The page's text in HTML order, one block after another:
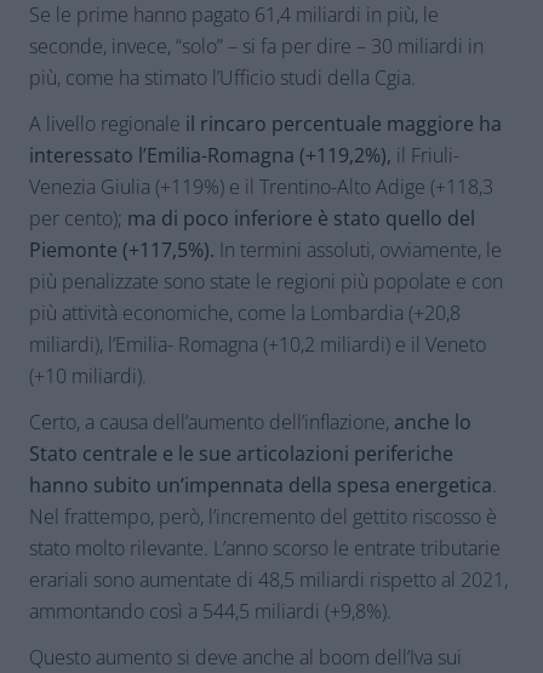
Se le prime hanno pagato 61,4 miliardi in più, le
seconde, invece, “solo” – si fa per dire – 30 miliardi in
più, come ha stimato l’Ufficio studi della Cgia.
A livello regionale il rincaro percentuale maggiore ha
interessato l’Emilia-Romagna (+119,2%), il Friuli-
Venezia Giulia (+119%) e il Trentino-Alto Adige (+118,3
per cento); ma di poco inferiore è stato quello del
Piemonte (+117,5%). In termini assoluti, ovviamente, le
più penalizzate sono state le regioni più popolate e con
più attività economiche, come la Lombardia (+20,8
miliardi), l’Emilia- Romagna (+10,2 miliardi) e il Veneto
(+10 miliardi).
Certo, a causa dell’aumento dell’inflazione, anche lo
Stato centrale e le sue articolazioni periferiche
hanno subito un’impennata della spesa energetica.
Nel frattempo, però, l’incremento del gettito riscosso è
stato molto rilevante. L’anno scorso le entrate tributarie
erariali sono aumentate di 48,5 miliardi rispetto al 2021,
ammontando così a 544,5 miliardi (+9,8%).
Questo aumento si deve anche al boom dell’Iva sui